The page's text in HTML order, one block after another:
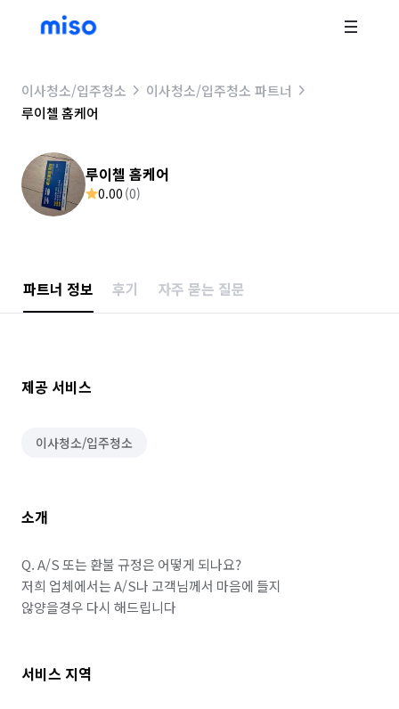
이사청소/입주청소
이사청소/입주청소 파트너
루이첼 홈케어
루이첼 홈케어
0.00 (0)
파트너 정보 후기 자주 묻는 질문
제공 서비스
이사청소/입주청소
소개
Q. A/S 또는 환불 규정은 어떻게 되나요?
저희 업체에서는 A/S나 고객님께서 마음에 들지
서비스 지역